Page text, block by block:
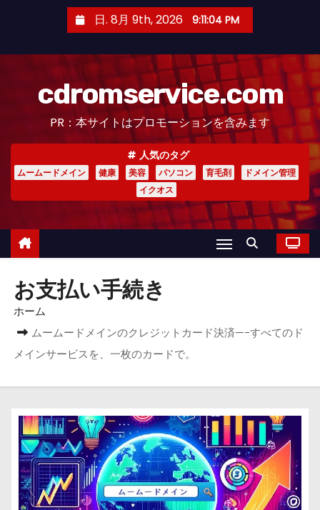
日. 8月 9th, 2026 9:11:04 PM
cdromservice.com
PR：本サイトはプロモーションを含みます
人気のタグ
ムームードメイン 健康 美容 パソコン 育毛剤
ドメイン管理
イクオス
お支払い手続き
ホーム
ムームードメインのクレジットカード決済—-すべてのド
メインサービスを、一枚のカードで。